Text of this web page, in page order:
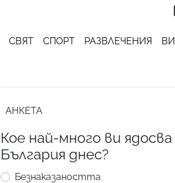
СВЯТ СПОРТ РАЗВЛЕЧЕНИЯ
АНКЕТА
Кое най-много ви ядосва
България днес?
Безнаказаността